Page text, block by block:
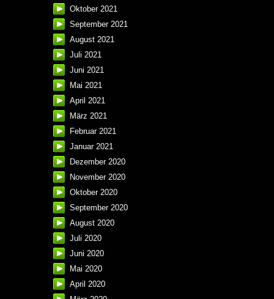
Oktober 2021
September 2021
August 2021
Juli 2021
Juni 2021
Mai 2021
April 2021
März 2021
Februar 2021
Januar 2021
Dezember 2020
November 2020
Oktober 2020
September 2020
August 2020
Juli 2020
Juni 2020
Mai 2020
April 2020